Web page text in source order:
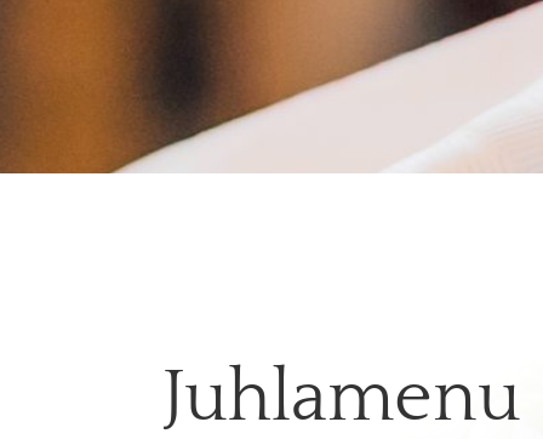
Juhlamenu